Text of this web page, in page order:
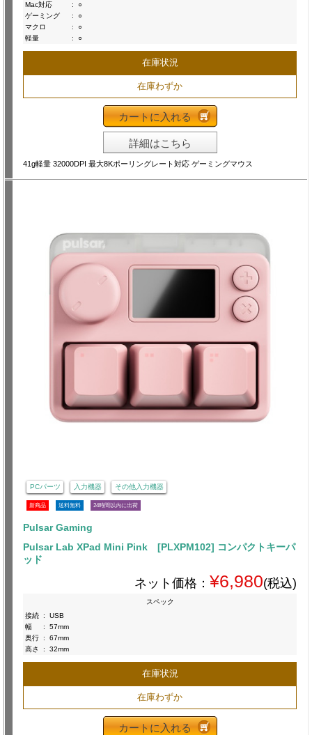
Mac対応
:
○
ゲーミング
:
○
マクロ
:
○
軽量
: ○
在庫状況
在庫わずか
カートに入れる
詳細はこちら
41g軽量 32000DPI 最大8Kポーリングレート対応 ゲーミングマウス
PCパーツ 入力機器 その他入力機器
新商品 送料無料 24時間以内に出荷
Pulsar Gaming
Pulsar Lab XPad Mini Pink [PLXPM102] コンパクトキーパ
ッド
ネット価格： ¥6,980(税込)
スペック
接続 :
USB
幅
:
57mm
奥行 :
67mm
高さ
: 32mm
在庫状況
在庫わずか
カートに入れる